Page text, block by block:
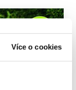
Více o cookies